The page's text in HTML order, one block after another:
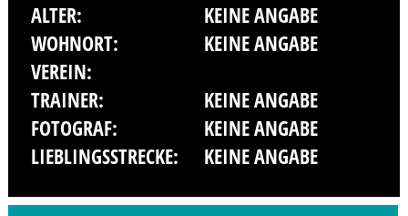
ALTER:
KEINE ANGABE
WOHNORT:
KEINE ANGABE
VEREIN:
TRAINER:
KEINE ANGABE
FOTOGRAF:
KEINE ANGABE
LIEBLINGSSTRECKE:
KEINE ANGABE